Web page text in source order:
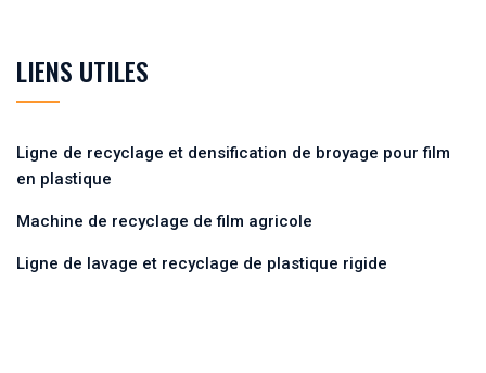
LIENS UTILES
Ligne de recyclage et densification de broyage pour film
en plastique
Machine de recyclage de film agricole
Ligne de lavage et recyclage de plastique rigide